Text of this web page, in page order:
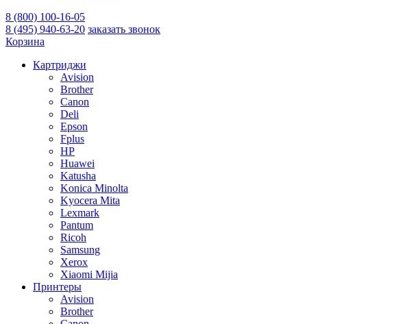
8 (800) 100-16-05
8 (495) 940-63-20 заказать звонок
Корзина
Картриджи
Avision
Brother
Canon
Deli
Epson
Fplus
HP
Huawei
Katusha
Konica Minolta
Kyocera Mita
Lexmark
Pantum
Ricoh
Samsung
Xerox
Xiaomi Mijia
Принтеры
Avision
Brother